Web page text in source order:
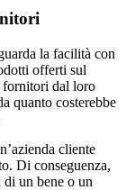
la facilità con
offerti sul
fornitori dal loro
quanto costerebbe
cliente
Di conseguenza,
un bene o un